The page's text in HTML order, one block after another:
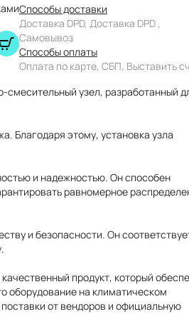
Способы доставки
Доставка DPD, Доставка DPD ,
Самовывоз
Способы оплаты
Оплата по карте, СБП, Выставить
смесительный узел, разработанный
Благодаря этому, установка узла
и надежностью. Он способен
равномерное
и безопасности. Он
продукт, который
оборудование на климатическом
от вендоров и официальную